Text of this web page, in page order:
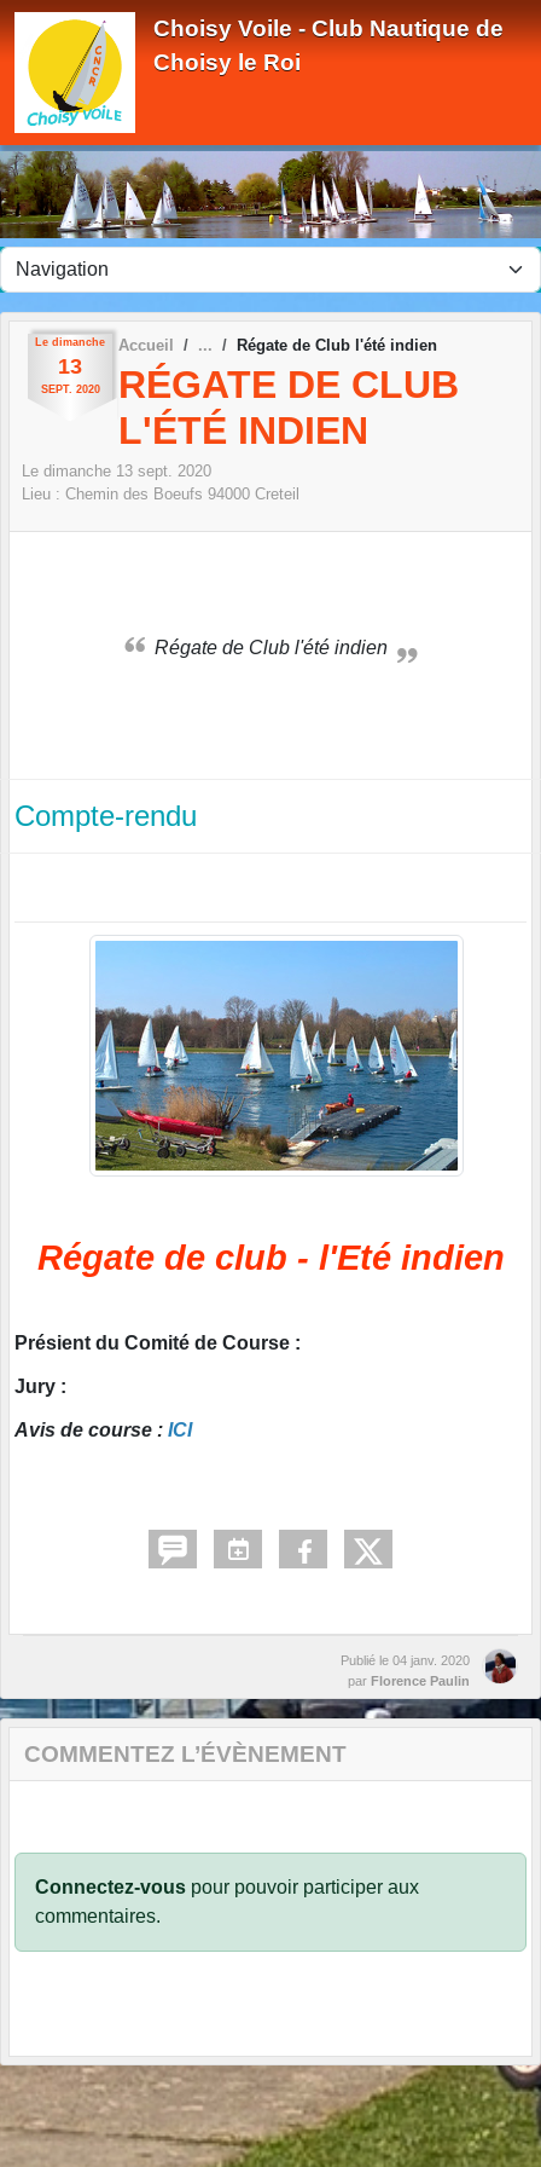
Choisy Voile - Club Nautique de
Choisy le Roi
Le dimanche
13
SEPT. 2020
Accueil Régate de Club l'été indien
RÉGATE DE CLUB
L'ÉTÉ INDIEN
Le dimanche 13 sept. 2020
Lieu : Chemin des Boeufs 94000 Creteil
Régate de Club l'été indien
Compte-rendu
Régate de club - l'Eté indien
Présient du Comité de Course :
Jury :
Avis de course : ICI
Publié le 04 janv. 2020
par Florence Paulin
COMMENTEZ L’ÉVÈNEMENT
Connectez-vous pour pouvoir participer aux
commentaires.
Panneau de gestion des cookies